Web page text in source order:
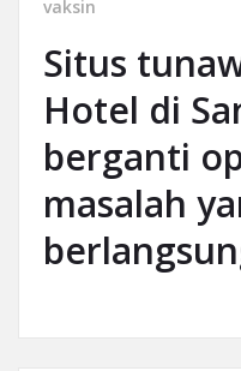
vaksin
Situs
Hotel di
berganti
masalah